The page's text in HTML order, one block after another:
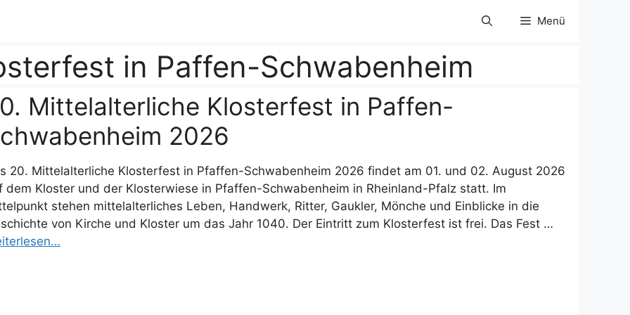
Menü
in Paffen-Schwabenheim
Mittelalterliche Klosterfest in Paffen-
2026
20. Mittelalterliche Klosterfest in Pfaffen-Schwabenheim 2026 findet am 01. und 02. August 2026
dem Kloster und der Klosterwiese in Pfaffen-Schwabenheim in Rheinland-Pfalz statt. Im
stehen mittelalterliches Leben, Handwerk, Ritter, Gaukler, Mönche und Einblicke in die
von Kirche und Kloster um das Jahr 1040. Der Eintritt zum Klosterfest ist frei. Das Fest …